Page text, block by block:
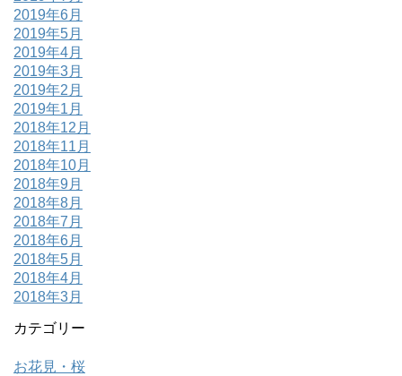
2019年6月
2019年5月
2019年4月
2019年3月
2019年2月
2019年1月
2018年12月
2018年11月
2018年10月
2018年9月
2018年8月
2018年7月
2018年6月
2018年5月
2018年4月
2018年3月
カテゴリー
お花見・桜